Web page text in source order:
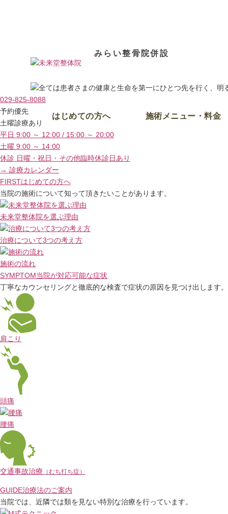
みらい整骨院併設
はじめての方へ 施術メニュー・料金
029-825-8088
予約優先
土曜診療あり
平日 9:00 ～ 12:00 / 15:00 ～ 20:00
土曜 9:00 ～ 14:00
休診 日曜・祝日・その他臨時休診日あり
→ 診療カレンダー
FIRSTはじめての方へ
当院の施術について知って頂きたいことがあります。
未来堂整体院を選ぶ理由
治療について3つの考え方
施術の流れ
SYMPTOM当院が対応可能な症状
丁寧なカウンセリングと徹底的な検査で症状の原因を見つけ出します。
肩こり
頭痛
腰痛
交通事故治療 （むち打ち症）
GUIDE治療法のご案内
当院では、近隣では類を見ない特別な治療を行っています。